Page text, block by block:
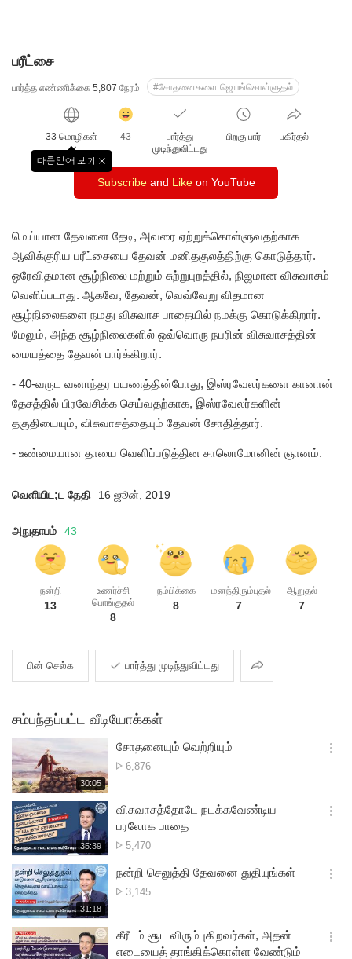
பரீட்சை
பார்த்த எண்ணிக்கை 5,807 நேரம் #சோதனைகளை ஜெயங்கொள்ளுதல்
33 மொழிகள்
다른언어 보기
창
닫
기
감
수
43
பார்த்து
முடிந்துவிட்டது
பிறகு பார் பகிர்தல்
Subscribeand Likeon YouTube
மெய்யான தேவனை தேடி, அவரை ஏற்றுக்கொள்ளுவதற்காக
ஆவிக்குரிய பரீட்சையை தேவன் மனிதகுலத்திற்கு கொடுத்தார்.
ஒரேவிதமான சூழ்நிலை மற்றும் சுற்றுபுறத்தில், நிஜமான விசுவாசம்
வெளிப்படாது. ஆகவே, தேவன், வெவ்வேறு விதமான
சூழ்நிலைகளை நமது விசுவாச பாதையில் நமக்கு கொடுக்கிறார்.
மேலும், அந்த சூழ்நிலைகளில் ஒவ்வொரு நபரின் விசுவாசத்தின்
மையத்தை தேவன் பார்க்கிறார்.
- 40-வருட வனாந்தர பயணத்தின்போது, இஸ்ரவேலர்களை கானான்
தேசத்தில் பிரவேசிக்க செய்வதற்காக, இஸ்ரவேலர்களின்
தகுதியையும், விசுவாசத்தையும் தேவன் சோதித்தார்.
- உண்மையான தாயை வெளிப்படுத்தின சாலொமோனின் ஞானம்.
வெளியிட;ட தேதி 16 ஜூன், 2019
அநுதாபம் 43
நன்றி
13
உணர்ச்சி
பொங்குதல்
8
நம்பிக்கை
8
மனந்திரும்புதல்
7
ஆறுதல்
7
பின் செல்க பார்த்து முடிந்துவிட்டது பகிர்தல்
சம்பந்தப்பட்ட வீடியோக்கள்
재
생
시
간
30:05
சோதனையும் வெற்றியும்
பார்த்த
6,876
옵
기
재
생
시
간
35:39
விசுவாசத்தோடே நடக்கவேண்டிய
பரலோக பாதை
பார்த்த
5,470
옵
기
재
생
시
간
31:18
நன்றி செலுத்தி தேவனை துதியுங்கள்
பார்த்த
3,145
옵
기
கீரீடம் சூட விரும்புகிறவர்கள், அதன்
எடையைத் தாங்கிக்கொள்ள வேண்டும்
옵